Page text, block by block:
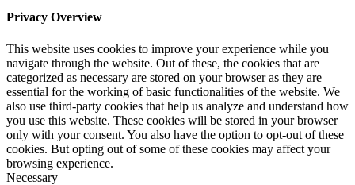
Privacy Overview
This website uses cookies to improve your experience while you
navigate through the website. Out of these, the cookies that are
categorized as necessary are stored on your browser as they are
essential for the working of basic functionalities of the website. We
also use third-party cookies that help us analyze and understand how
you use this website. These cookies will be stored in your browser
only with your consent. You also have the option to opt-out of these
cookies. But opting out of some of these cookies may affect your
browsing experience.
Necessary